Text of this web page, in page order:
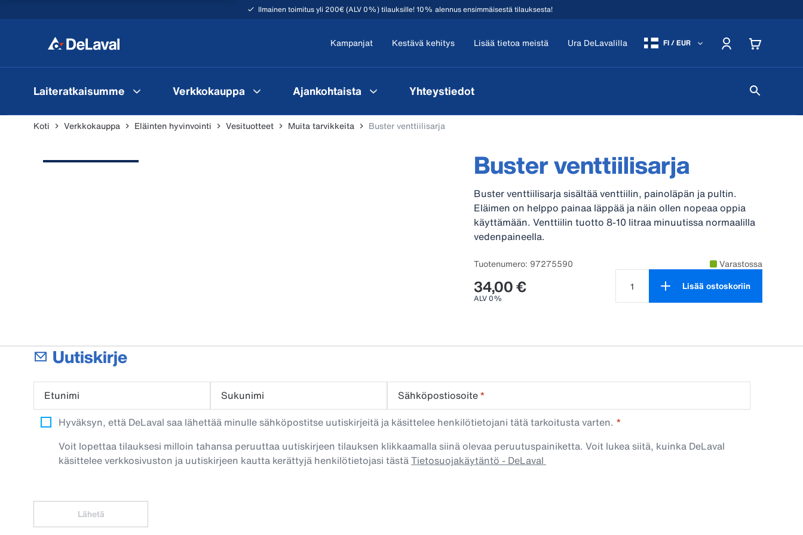
Ilmainen toimitus yli 200€ (ALV 0%) tilauksille! 10% alennus ensimmäisestä tilauksesta!
Kampanjat Kestävä kehitys Lisää tietoa meistä Ura DeLavalilla FI / EUR
Laiteratkaisumme Verkkokauppa Ajankohtaista Yhteystiedot
Koti Verkkokauppa Eläinten hyvinvointi Vesituotteet Muita tarvikkeita Buster venttiilisarja
Buster venttiilisarja
Buster venttiilisarja sisältää venttiilin, painoläpän ja pultin.
Eläimen on helppo painaa läppää ja näin ollen nopeaa oppia
käyttämään. Venttiilin tuotto 8-10 litraa minuutissa normaalilla
vedenpaineella.
Tuotenumero: 97275590 Varastossa
34,00 €
ALV 0%
Lisää ostoskoriin
Uutiskirje
Etunimi Sukunimi Sähköpostiosoite*
Hyväksyn, että DeLaval saa lähettää minulle sähköpostitse uutiskirjeitä ja käsittelee henkilötietojani tätä tarkoitusta varten.
Voit lopettaa tilauksesi milloin tahansa peruuttaa uutiskirjeen tilauksen klikkaamalla siinä olevaa peruutuspainiketta. Voit lukea siitä, kuinka DeLaval
käsittelee verkkosivuston ja uutiskirjeen kautta kerättyjä henkilötietojasi tästäTietosuojakäytäntö - DeLaval
Lähetä